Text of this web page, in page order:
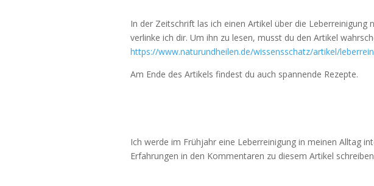
In der Zeitschrift las ich einen Artikel über die Leberreinigung
verlinke ich dir. Um ihn zu lesen, musst du den Artikel
https://www.naturundheilen.de/wissensschatz/artikel/
Am Ende des Artikels findest du auch spannende Rezepte.
Ich werde im Frühjahr eine Leberreinigung in meinen Alltag
Erfahrungen in den Kommentaren zu diesem Artikel